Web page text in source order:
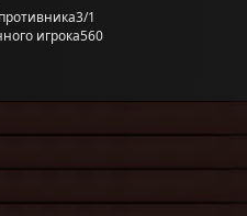
3/1
игрока560